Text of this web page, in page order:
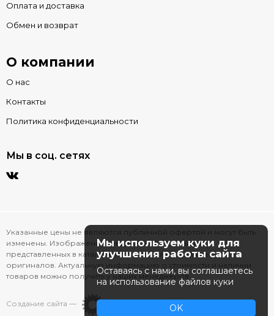
Оплата и доставка
Обмен и возврат
О компании
О нас
Контакты
Политика конфиденциальности
Мы в соц. сетях
Указанные цены не являются публичной офертой и могут быть
изменены. Изображения товаров на фотографиях,
представленных в каталоге на сайте, могут отличаться от
оригиналов. Актуальную информацию о стоимости и наличии
товаров можно получить у наших менеджеров.
Создание сайта —
Мы используем куки для
улучшения работы сайта
Оставаясь с нами, вы соглашаетесь
на использование файлов куки
OK